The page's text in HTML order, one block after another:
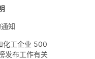
知
化工企业 500
发布工作有关